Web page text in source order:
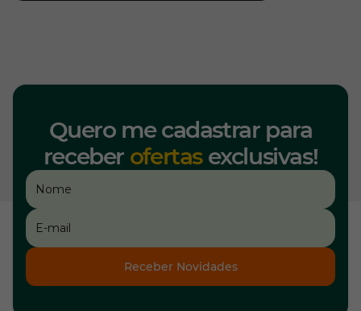
Quero me cadastrar para
receber ofertasexclusivas!
Receber Novidades